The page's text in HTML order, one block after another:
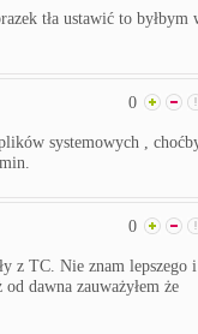
tła ustawić to byłbym
0
systemowych ,
0
z TC. Nie znam lepszego i
dawna zauważyłem że